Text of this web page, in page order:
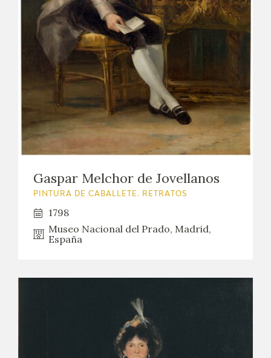
Gaspar Melchor de Jovellanos
PINTURA DE CABALLETE. RETRATOS
1798
Museo Nacional del Prado, Madrid,
España